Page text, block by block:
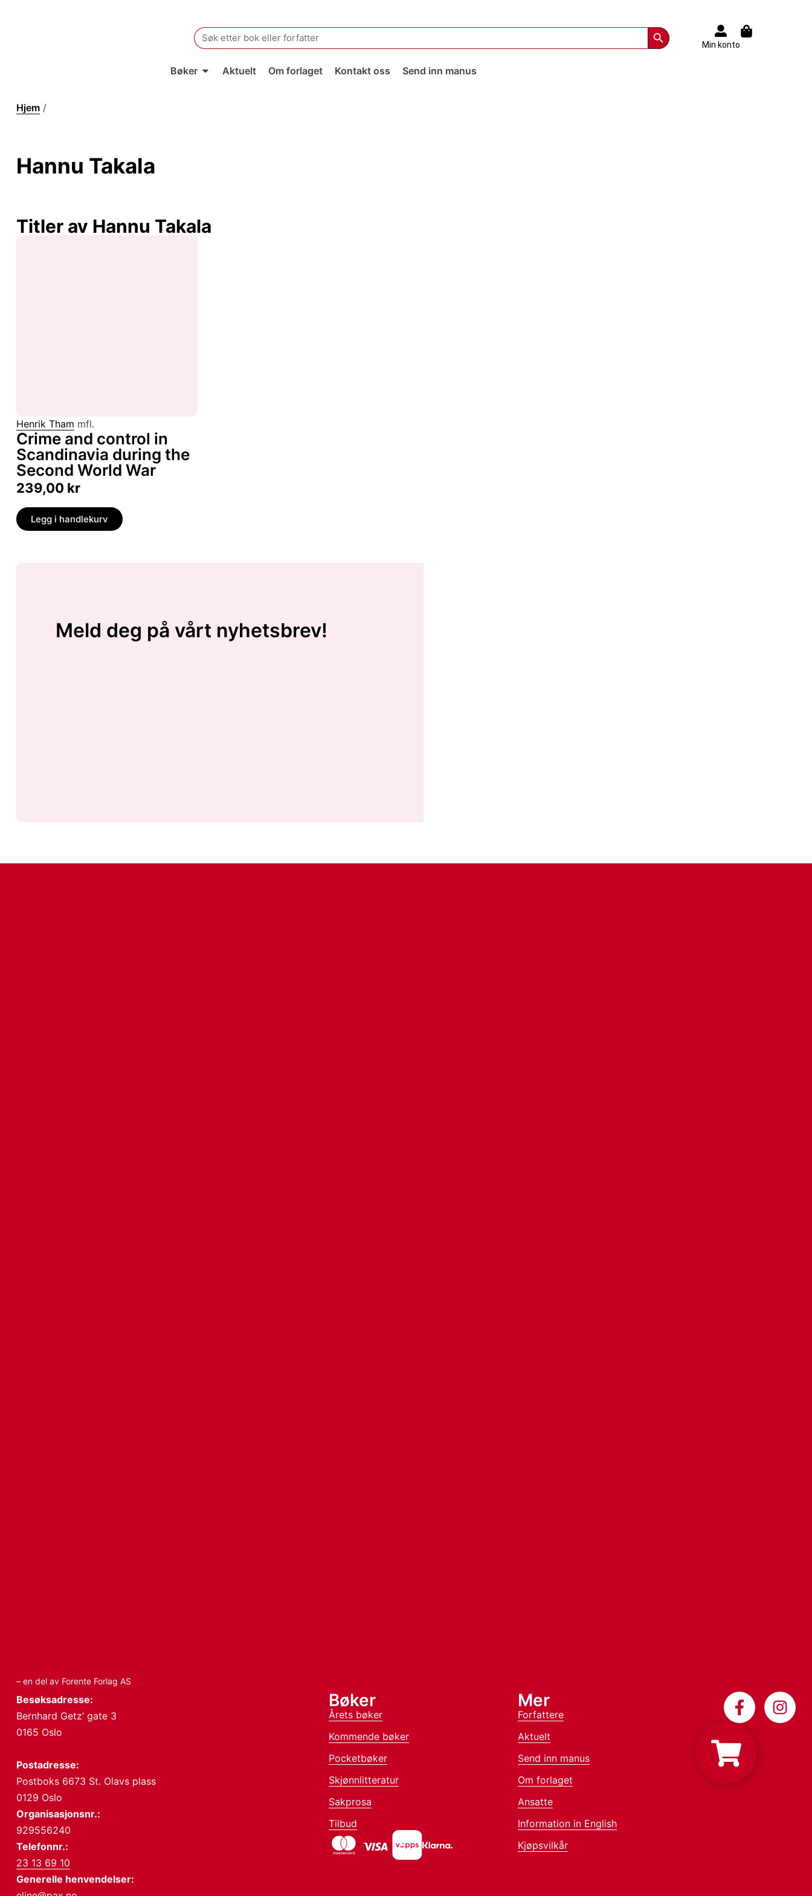
Search
for:
Search Button
Min konto
Bøker Aktuelt Om forlaget Kontakt oss Send inn manus
Hjem /
Hannu Takala
Titler av Hannu Takala
Henrik Tham mfl.
Crime and control in
Scandinavia during the
Second World War
239,00 kr
Legg i handlekurv
Meld deg på vårt nyhetsbrev!
– en del av Forente Forlag AS
Besøksadresse:
Bernhard Getz’ gate 3
0165 Oslo
Postadresse:
Postboks 6673 St. Olavs plass
0129 Oslo
Organisasjonsnr.:
929556240
Telefonnr.:
23 13 69 10
Generelle henvendelser:
Bøker
Årets bøker
Kommende bøker
Pocketbøker
Skjønnlitteratur
Sakprosa
Tilbud
Mer
Forfattere
Aktuelt
Send inn manus
Om forlaget
Ansatte
Information in English
Kjøpsvilkår